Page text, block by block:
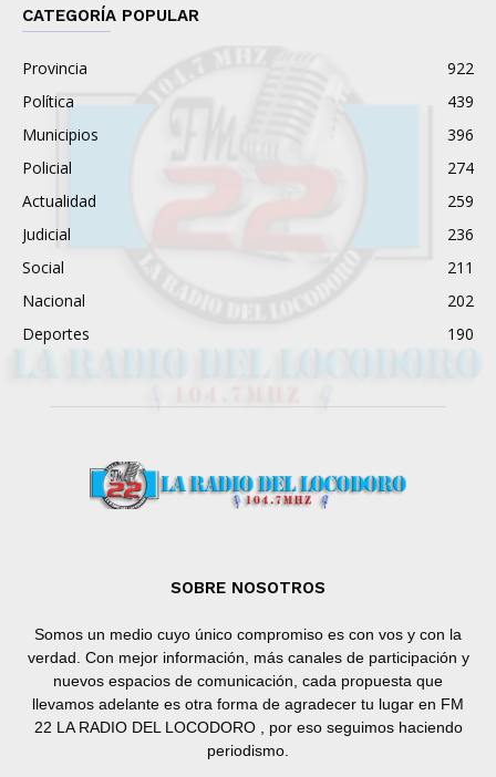
CATEGORÍA POPULAR
Provincia
922
Política
439
Municipios
396
Policial
274
Actualidad
259
Judicial
236
Social
211
Nacional
202
Deportes
190
SOBRE NOSOTROS
Somos un medio cuyo único compromiso es con vos y con la
verdad. Con mejor información, más canales de participación y
nuevos espacios de comunicación, cada propuesta que
llevamos adelante es otra forma de agradecer tu lugar en FM
22 LA RADIO DEL LOCODORO , por eso seguimos haciendo
periodismo.